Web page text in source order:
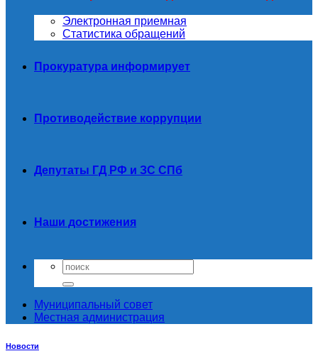
Электронная приемная
Статистика обращений
Прокуратура информирует
Противодействие коррупции
Депутаты ГД РФ и ЗС СПб
Наши достижения
Муниципальный совет
Местная администрация
Новости